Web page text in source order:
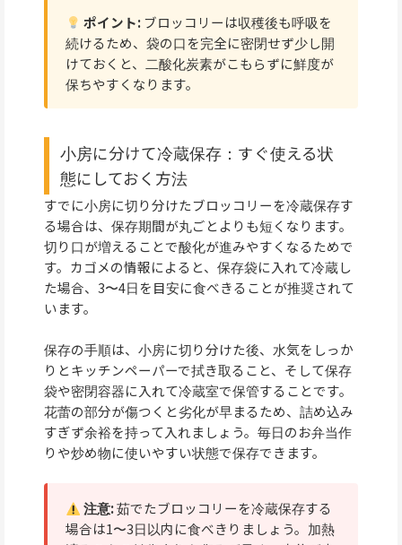
ポイント:ブロッコリーは収穫後も呼吸を
続けるため、袋の口を完全に密閉せず少し開
けておくと、二酸化炭素がこもらずに鮮度が
保ちやすくなります。
小房に分けて冷蔵保存：すぐ使える状
態にしておく方法
すでに小房に切り分けたブロッコリーを冷蔵保存す
る場合は、保存期間が丸ごとよりも短くなります。
切り口が増えることで酸化が進みやすくなるためで
す。カゴメの情報によると、保存袋に入れて冷蔵し
た場合、3〜4日を目安に食べきることが推奨されて
います。
保存の手順は、小房に切り分けた後、水気をしっか
りとキッチンペーパーで拭き取ること、そして保存
袋や密閉容器に入れて冷蔵室で保管することです。
花蕾の部分が傷つくと劣化が早まるため、詰め込み
すぎず余裕を持って入れましょう。毎日のお弁当作
りや炒め物に使いやすい状態で保存できます。
注意:茹でたブロッコリーを冷蔵保存する
場合は1〜3日以内に食べきりましょう。加熱